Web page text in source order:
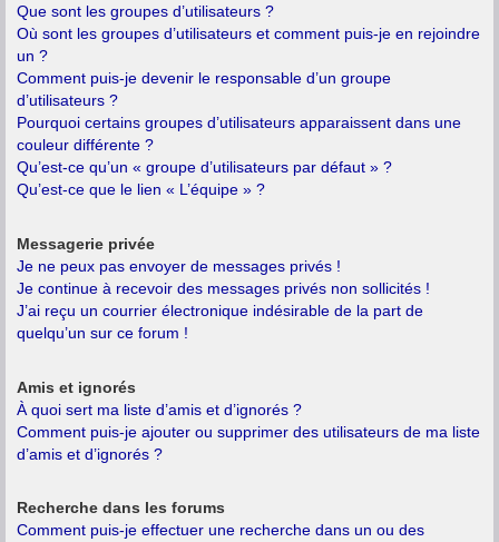
Que sont les groupes d’utilisateurs ?
Où sont les groupes d’utilisateurs et comment puis-je en rejoindre
un ?
Comment puis-je devenir le responsable d’un groupe
d’utilisateurs ?
Pourquoi certains groupes d’utilisateurs apparaissent dans une
couleur différente ?
Qu’est-ce qu’un « groupe d’utilisateurs par défaut » ?
Qu’est-ce que le lien « L’équipe » ?
Messagerie privée
Je ne peux pas envoyer de messages privés !
Je continue à recevoir des messages privés non sollicités !
J’ai reçu un courrier électronique indésirable de la part de
quelqu’un sur ce forum !
Amis et ignorés
À quoi sert ma liste d’amis et d’ignorés ?
Comment puis-je ajouter ou supprimer des utilisateurs de ma liste
d’amis et d’ignorés ?
Recherche dans les forums
Comment puis-je effectuer une recherche dans un ou des